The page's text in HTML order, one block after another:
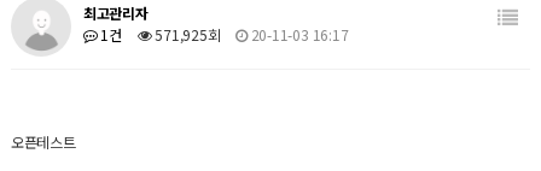
최고관리자
1건
571,925회 20-11-03 16:17
오픈테스트